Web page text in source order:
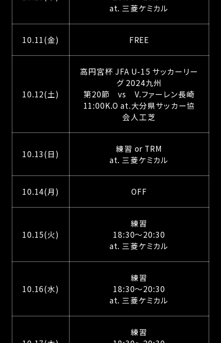
at. 三菱ケミカル
10.11(金) FREE
10.12(土)
高円宮杯 JFA U-15 サッカーリー
グ 2024九州
第20節 vs V.ファーレン長崎
11:00K.O at.大分県サッカー協
会人工芝
10.13(日)
練習 or TRM
at. 三菱ケミカル
10.14(月) OFF
10.15(火)
練習
18:30～20:30
at. 三菱ケミカル
10.16(水)
練習
18:30～20:30
at. 三菱ケミカル
練習